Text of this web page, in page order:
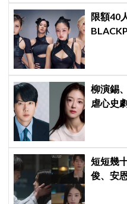
限額40
柳演錫
虐心史
短短幾
俊、安